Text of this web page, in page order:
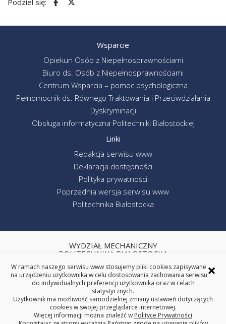
Wsparcie
Opiekun Osób z Niepełnosprawnościami
Biuro ds. Osób z Niepełnosprawnościami
Centrum Wsparcia – pomoc psychologiczna
Pełnomocnik ds. Równego Traktowania i Przeciwdziałania
Dyskryminacji
Obsługa informatyczna Politechniki Białostockiej
Linki
Redakcja serwisu www
Deklaracja dostępności
Polityka prywatności
Poprzednia wersja serwisu www
Politechnika Białostocka
WYDZIAŁ MECHANICZNY
POLITECHNIKA BIAŁOSTOCKA
ul. Wiejska 45C, 15-351 Białystok
tel. centrala (85) 746-92-00
REGON: 000001672 NIP: 542-020-87-21
×
W ramach naszego serwisu www stosujemy pliki cookies zapisywane
na urządzeniu użytkownika w celu dostosowania zachowania serwisu
do indywidualnych preferencji użytkownika oraz w celach
statystycznych.
Użytkownik ma możliwość samodzielnej zmiany ustawień dotyczących
cookies w swojej przeglądarce internetowej.
Więcej informacji można znaleźć w Polityce Prywatności